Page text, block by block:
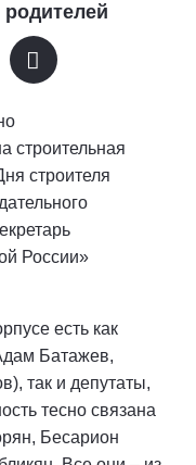
строительная
строителя
России»
есть как
Батажев,
так и депутаты,
тесно связана
Бесарион